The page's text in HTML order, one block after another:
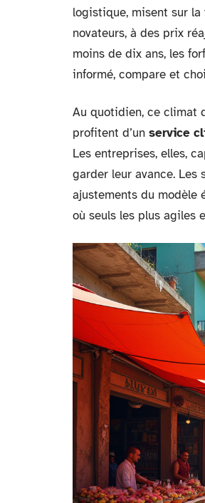
logistique, misent sur
novateurs, à des prix
moins de dix ans, les
informé, compare et
Au quotidien, ce climat
profitent d’un service
Les entreprises, elles,
garder leur avance.
ajustements du modèle
où seuls les plus agiles